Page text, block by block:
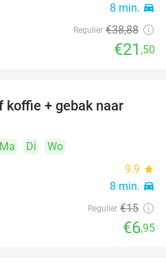
8 min. directions_car
Regulier €38,88
€21 ,50
+ gebak naar
Ma Di
Wo
9.9 star
8 min. directions_car
Regulier €15
€6,95